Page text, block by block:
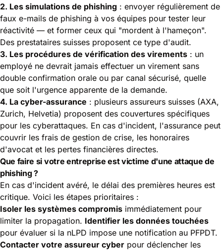
2. Les simulations de phishing : envoyer régulièrement de
faux e-mails de phishing à vos équipes pour tester leur
réactivité — et former ceux qui "mordent à l'hameçon".
Des prestataires suisses proposent ce type d'audit.
3. Les procédures de vérification des virements : un
employé ne devrait jamais effectuer un virement sans
double confirmation orale ou par canal sécurisé, quelle
que soit l'urgence apparente de la demande.
4. La cyber-assurance : plusieurs assureurs suisses (AXA,
Zurich, Helvetia) proposent des couvertures spécifiques
pour les cyberattaques. En cas d'incident, l'assurance peut
couvrir les frais de gestion de crise, les honoraires
d'avocat et les pertes financières directes.
Que faire si votre entreprise est victime d'une attaque de
phishing ?
En cas d'incident avéré, le délai des premières heures est
critique. Voici les étapes prioritaires :
Isoler les systèmes compromis immédiatement pour
limiter la propagation. Identifier les données touchées
pour évaluer si la nLPD impose une notification au PFPDT.
Contacter votre assureur cyber pour déclencher les